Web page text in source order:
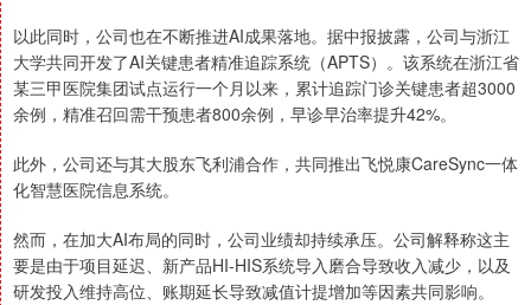
以此同时，公司也在不断推进AI成果落地。据中报披露，公司与浙江
大学共同开发了AI关键患者精准追踪系统（APTS）。该系统在浙江省
某三甲医院集团试点运行一个月以来，累计追踪门诊关键患者超3000
余例，精准召回需干预患者800余例，早诊早治率提升42%。
此外，公司还与其大股东飞利浦合作，共同推出飞悦康CareSync一体
化智慧医院信息系统。
然而，在加大AI布局的同时，公司业绩却持续承压。公司解释称这主
要是由于项目延迟、新产品HI-HIS系统导入磨合导致收入减少，以及
研发投入维持高位、账期延长导致减值计提增加等因素共同影响。